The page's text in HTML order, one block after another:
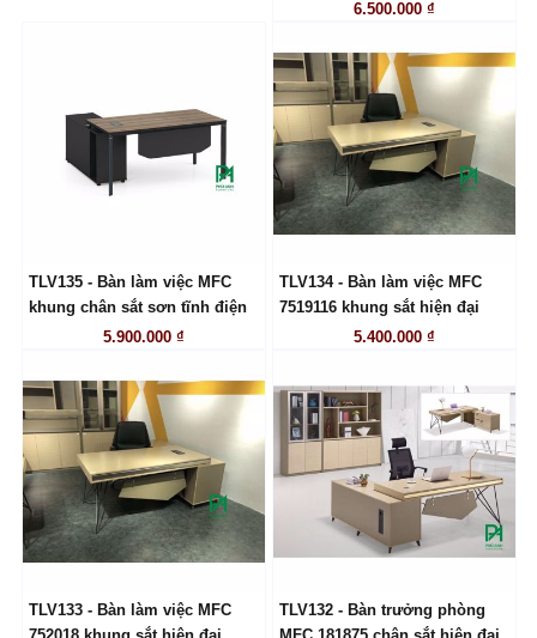
6.500.000 ₫
LIÊN HỆ
TLV135 - Bàn làm việc MFC
khung chân sắt sơn tĩnh điện
5.900.000 ₫
LIÊN HỆ
TLV134 - Bàn làm việc MFC
7519116 khung sắt hiện đại
5.400.000 ₫
LIÊN HỆ
TLV133 - Bàn làm việc MFC
LIÊN HỆ
TLV132 - Bàn trưởng phòng